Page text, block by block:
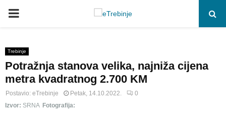
P
I
M
Trebinje
Potražnja stanova velika, najniža cijena
metra kvadratnog 2.700 KM
Postavio: eTrebinje Petak, 14.10.2022.
0
Izvor: SRNA Fotografija: